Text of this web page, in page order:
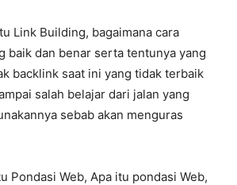
Link Building, bagaimana cara
baik dan benar serta tentunya yang
backlink saat ini yang tidak terbaik
salah belajar dari jalan yang
sebab akan menguras
Pondasi Web, Apa itu pondasi Web,